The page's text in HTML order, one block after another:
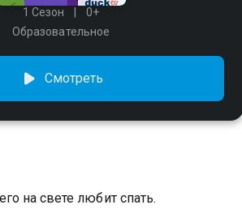
1 Сезон
0+
Образовательное
Смотреть
на свете любит спать.